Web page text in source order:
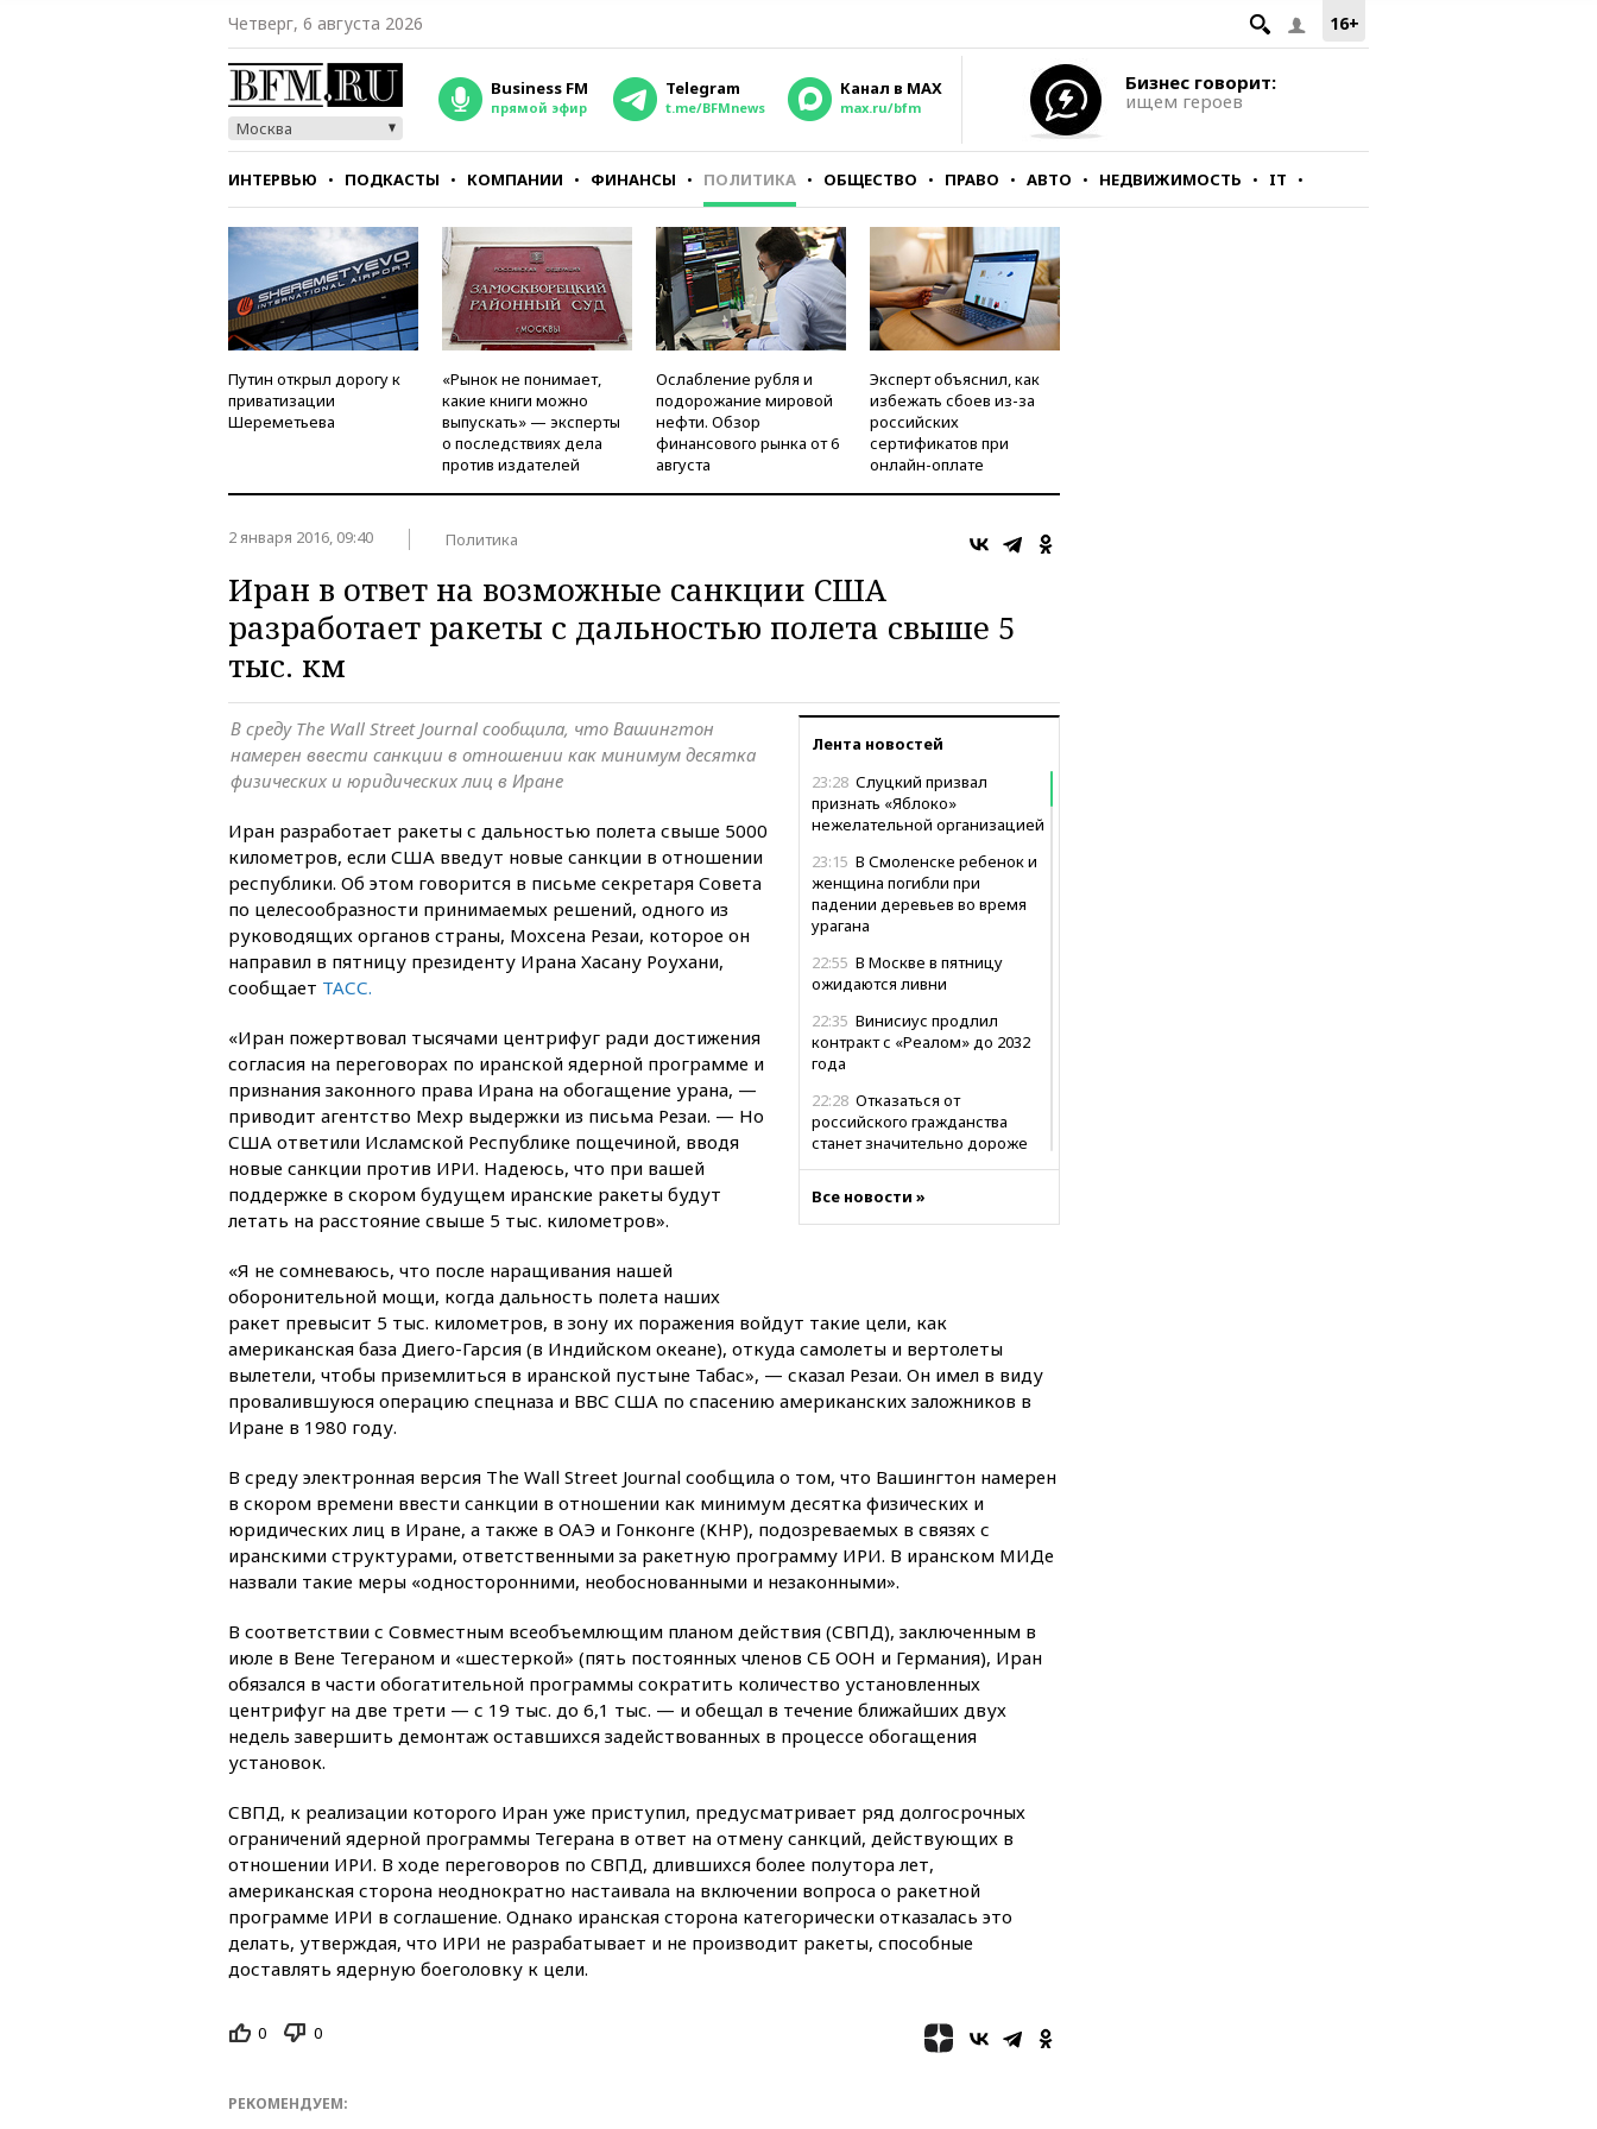
16+
Четверг, 6 августа 2026
Москва
Business FM
прямой эфир
Telegram
t.me/BFMnews
Канал в MAX
max.ru/bfm
Бизнес говорит:
ищем героев
ИНТЕРВЬЮ ПОДКАСТЫ КОМПАНИИ ФИНАНСЫ ПОЛИТИКА ОБЩЕСТВО ПРАВО АВТО НЕДВИЖИМОСТЬ IT
СТИЛЬ ТЕСТЫ
Путин открыл дорогу к
приватизации
Шереметьева
«Рынок не понимает,
какие книги можно
выпускать» — эксперты
о последствиях дела
против издателей
Ослабление рубля и
подорожание мировой
нефти. Обзор
финансового рынка от 6
августа
Эксперт объяснил, как
избежать сбоев из-за
российских
сертификатов при
онлайн-оплате
2 января 2016, 09:40 Политика
Иран в ответ на возможные санкции США
разработает ракеты с дальностью полета свыше 5
тыс. км
Лента новостей
23:28 Слуцкий призвал
признать «Яблоко»
нежелательной организацией
23:15 В Смоленске ребенок и
женщина погибли при
падении деревьев во время
урагана
22:55 В Москве в пятницу
ожидаются ливни
22:35 Винисиус продлил
контракт с «Реалом» до 2032
года
22:28 Отказаться от
российского гражданства
станет значительно дороже
гвардейскую десантно-
штурмовую дивизию
направлении
21:58 Генпрокуратура
признала нежелательным в
РФ американский Human
часть рейсов в Сочи и
Геленджик
21:25 Руслан Терновой
выиграл золото чемпионата
Европы в прыжках с 10-
21:10РФ не получала
обращений о прекращении
концессии строительства ж/д
в Армении
21:00В России вновь
20:45 Матвиенко: россиянам
могут рекомендовать не
посещать Армению
20:35ПВО за день сбила еще
281 украинский беспилотник
над Россией
для поступления в вузы
Все новости »
В среду The Wall Street Journal сообщила, что Вашингтон
намерен ввести санкции в отношении как минимум десятка
физических и юридических лиц в Иране
Иран разработает ракеты с дальностью полета свыше 5000
километров, если США введут новые санкции в отношении
республики. Об этом говорится в письме секретаря Совета
по целесообразности принимаемых решений, одного из
руководящих органов страны, Мохсена Резаи, которое он
направил в пятницу президенту Ирана Хасану Роухани,
сообщает ТАСС.
«Иран пожертвовал тысячами центрифуг ради достижения
согласия на переговорах по иранской ядерной программе и
признания законного права Ирана на обогащение урана, —
приводит агентство Мехр выдержки из письма Резаи. — Но
США ответили Исламской Республике пощечиной, вводя
новые санкции против ИРИ. Надеюсь, что при вашей
поддержке в скором будущем иранские ракеты будут
летать на расстояние свыше 5 тыс. километров».
«Я не сомневаюсь, что после наращивания нашей
оборонительной мощи, когда дальность полета наших
ракет превысит 5 тыс. километров, в зону их поражения войдут такие цели, как
американская база Диего-Гарсия (в Индийском океане), откуда самолеты и вертолеты
вылетели, чтобы приземлиться в иранской пустыне Табас», — сказал Резаи. Он имел в виду
провалившуюся операцию спецназа и ВВС США по спасению американских заложников в
Иране в 1980 году.
В среду электронная версия The Wall Street Journal сообщила о том, что Вашингтон намерен
в скором времени ввести санкции в отношении как минимум десятка физических и
юридических лиц в Иране, а также в ОАЭ и Гонконге (КНР), подозреваемых в связях с
иранскими структурами, ответственными за ракетную программу ИРИ. В иранском МИДе
назвали такие меры «односторонними, необоснованными и незаконными».
В соответствии с Совместным всеобъемлющим планом действия (СВПД), заключенным в
июле в Вене Тегераном и «шестеркой» (пять постоянных членов СБ ООН и Германия), Иран
обязался в части обогатительной программы сократить количество установленных
центрифуг на две трети — с 19 тыс. до 6,1 тыс. — и обещал в течение ближайших двух
недель завершить демонтаж оставшихся задействованных в процессе обогащения
установок.
СВПД, к реализации которого Иран уже приступил, предусматривает ряд долгосрочных
ограничений ядерной программы Тегерана в ответ на отмену санкций, действующих в
отношении ИРИ. В ходе переговоров по СВПД, длившихся более полутора лет,
американская сторона неоднократно настаивала на включении вопроса о ракетной
программе ИРИ в соглашение. Однако иранская сторона категорически отказалась это
делать, утверждая, что ИРИ не разрабатывает и не производит ракеты, способные
доставлять ядерную боеголовку к цели.
0 0
РЕКОМЕНДУЕМ: